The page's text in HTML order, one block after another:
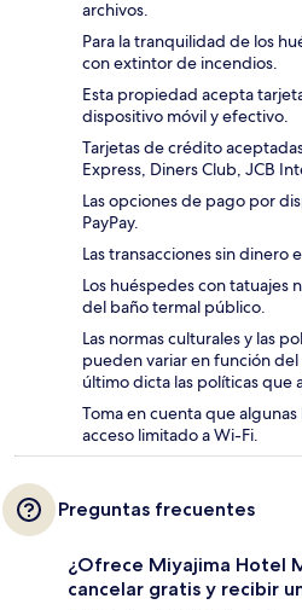
archivos.
Para la tranquilidad de los
con extintor de incendios.
Esta propiedad acepta
dispositivo móvil y efectivo.
Tarjetas de crédito
Express, Diners Club, JCB
Las opciones de pago por
PayPay.
Las transacciones sin dinero
Los huéspedes con tatuajes
del baño termal público.
Las normas culturales y las
pueden variar en función
último dicta las políticas que
Toma en cuenta que
acceso limitado a Wi-Fi.
Preguntas frecuentes
¿Ofrece Miyajima Hotel
cancelar gratis y recibir